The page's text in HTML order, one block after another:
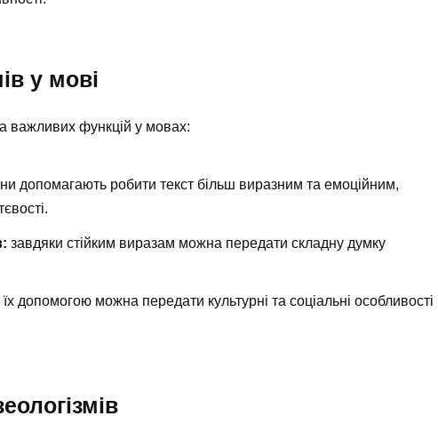
у мові
важливих функцій у мовах:
допомагають робити текст більш виразним та емоційним,
завдяки стійким виразам можна передати складну думку
їх допомогою можна передати культурні та соціальні особливості